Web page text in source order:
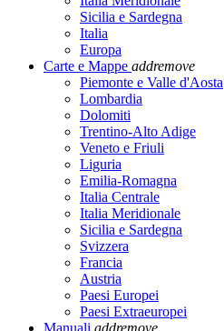
Sicilia e Sardegna
Italia
Europa
Carte e Mappe addremove
Piemonte e Valle d'Aosta
Lombardia
Dolomiti
Trentino-Alto Adige
Veneto e Friuli
Liguria
Emilia-Romagna
Italia Centrale
Italia Meridionale
Sicilia e Sardegna
Svizzera
Francia
Austria
Paesi Europei
Paesi Extraeuropei